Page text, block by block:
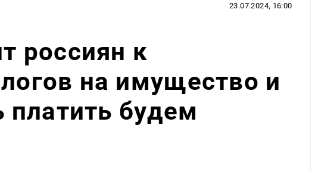
23.07.2024, 16:00
россиян к
на имущество и
будем